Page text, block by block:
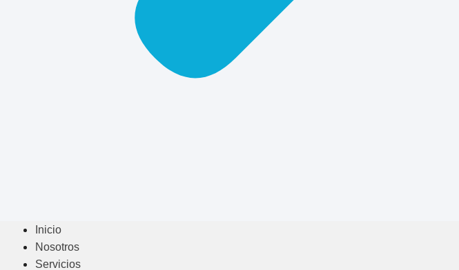
Inicio
Nosotros
Servicios